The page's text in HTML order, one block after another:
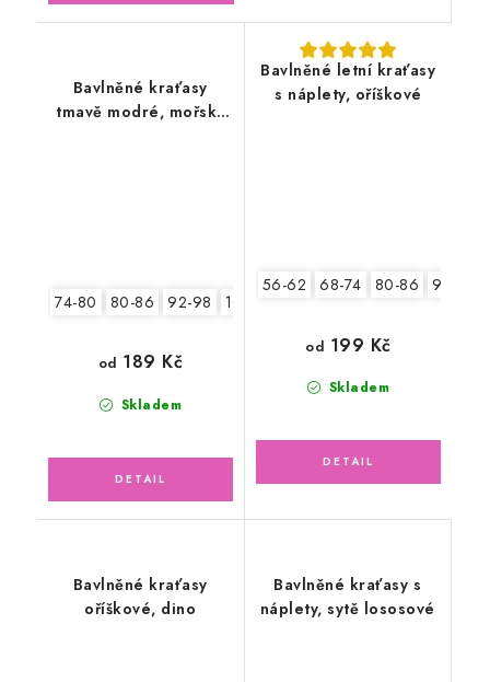
Bavlněné kraťasy
tmavě modré, mořský
74-80 80-86 92-98 104-110
Skladem
od 189 Kč
Bavlněné letní kraťasy
s náplety, oříškové
56-62 68-74 80-86 92-98
Skladem
od 199 Kč
Bavlněné kraťasy
oříškové, dino
Bavlněné kraťasy s
náplety, sytě lososové